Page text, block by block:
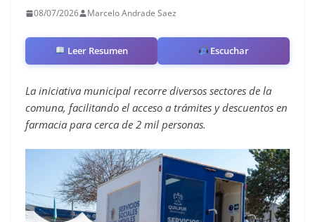
08/07/2026 Marcelo Andrade Saez
Leer Resumen Escuchar
La iniciativa municipal recorre diversos sectores de la
comuna, facilitando el acceso a trámites y descuentos en
farmacia para cerca de 2 mil personas.